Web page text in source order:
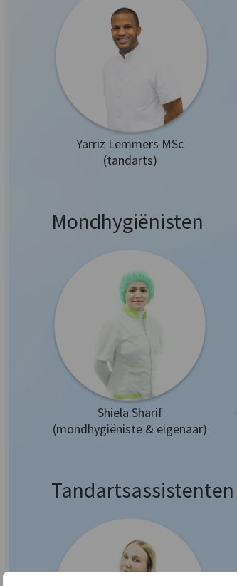
Yarriz Lemmers MSc
(tandarts)
Mondhygiënisten
Shiela Sharif
(mondhygiëniste & eigenaar)
Tandartsassistenten